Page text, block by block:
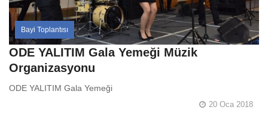
Bayi Toplantısı
ODE YALITIM Gala Yemeği Müzik
Organizasyonu
ODE YALITIM Gala Yemeği
20 Oca 2018